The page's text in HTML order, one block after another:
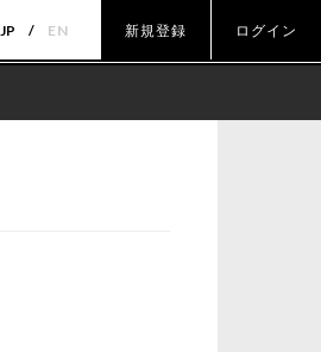
JP EN 新規登録 ログイン